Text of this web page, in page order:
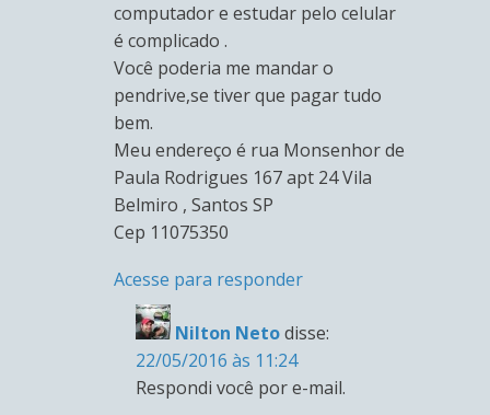
computador e estudar pelo celular
é complicado .
Você poderia me mandar o
pendrive,se tiver que pagar tudo
bem.
Meu endereço é rua Monsenhor de
Paula Rodrigues 167 apt 24 Vila
Belmiro , Santos SP
Cep 11075350
Acesse para responder
Nilton Netodisse:
22/05/2016 às 11:24
Respondi você por e-mail.